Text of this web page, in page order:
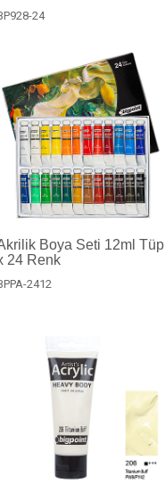
24
Boya Seti 12ml Tüp
24 Renk
2412